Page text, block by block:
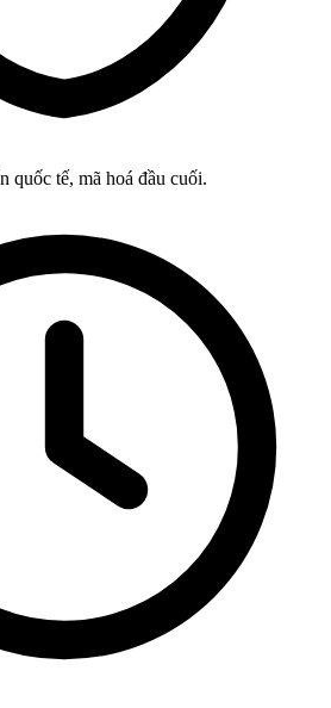
quốc tế, mã hoá đầu cuối.